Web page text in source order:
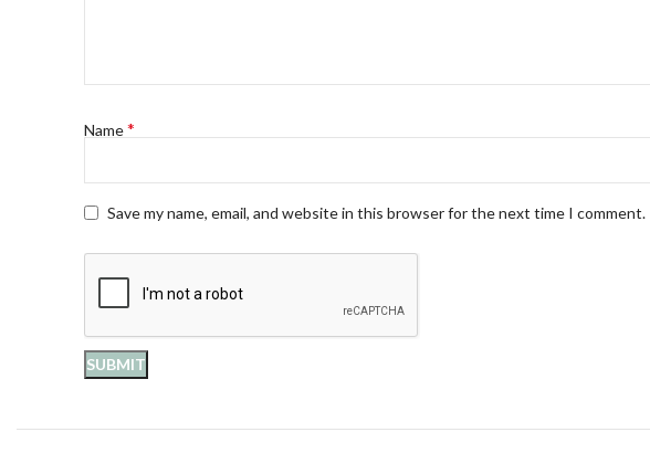
Name*
Save my name, email, and website in this browser for the next time I comment.